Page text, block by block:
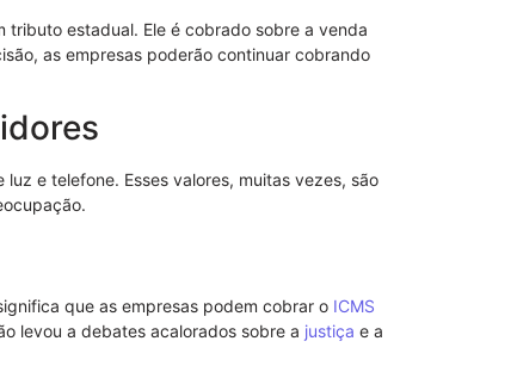
tributo estadual. Ele é cobrado sobre a venda
as empresas poderão continuar cobrando
e telefone. Esses valores, muitas vezes, são
que as empresas podem cobrar o ICMS
levou a debates acalorados sobre a justiça e a